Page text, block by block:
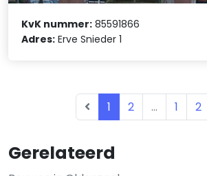
Gerelateerd
KvK nummer: 85591866
Adres: Erve Snieder 1
1 2 ... 1 2